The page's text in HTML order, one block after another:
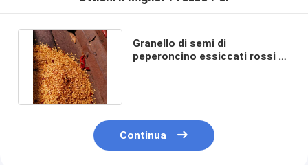
Granello di semi di
peperoncino essiccati rossi di
Continua